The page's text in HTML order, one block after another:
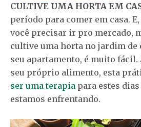
CULTIVE UMA HORTA EM
período para comer em casa.
você precisar ir pro mercado,
cultive uma horta no jardim de
seu apartamento, é muito
seu próprio alimento, esta
ser uma terapia para estes
estamos enfrentando.